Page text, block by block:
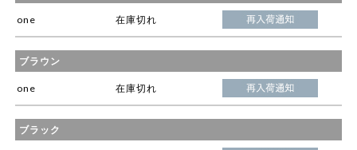
one 在庫切れ
ブラウン
one 在庫切れ
ブラック